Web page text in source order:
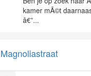
kamer mÃ©t
â€”...
Magnoliastraat